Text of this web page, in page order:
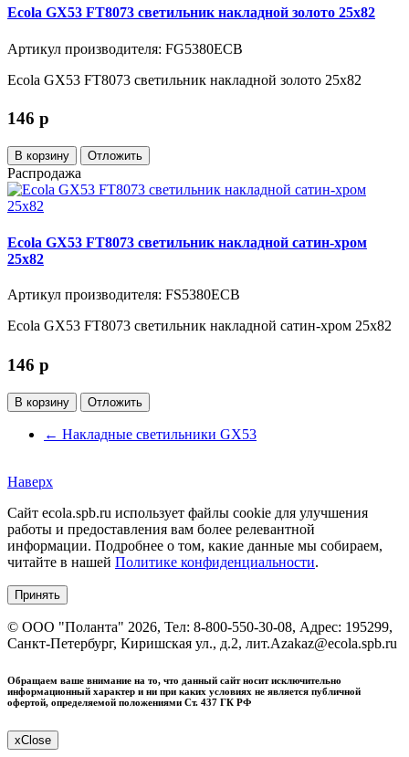
Ecola GX53 FT8073 светильник накладной золото 25x82
Артикул производителя: FG5380ECB
Ecola GX53 FT8073 светильник накладной золото 25x82
146 p
В корзину Отложить
Распродажа
Ecola GX53 FT8073 светильник накладной сатин-хром
25x82
Артикул производителя: FS5380ECB
Ecola GX53 FT8073 светильник накладной сатин-хром 25x82
146 p
В корзину Отложить
← Накладные светильники GX53
Наверх
Сайт ecola.spb.ru использует файлы cookie для улучшения
работы и предоставления вам более релевантной
информации. Подробнее о том, какие данные мы собираем,
читайте в нашей Политике конфиденциальности.
Принять
© ООО "Поланта" 2026, Тел: 8-800-550-30-08, Адрес: 195299,
Санкт-Петербург, Киришская ул., д.2, лит.Аzakaz@ecola.spb.ru
Обращаем ваше внимание на то, что данный сайт носит исключительно
информационный характер и ни при каких условиях не является публичной
офертой, определяемой положениями Ст. 437 ГК РФ
xClose